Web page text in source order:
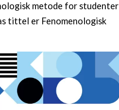
metode for studenter
tittel er Fenomenologisk